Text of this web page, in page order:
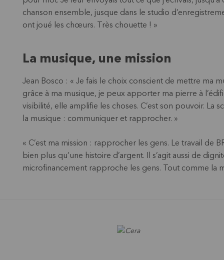
chanson ensemble, jusque dans le studio
ont joué les chœurs. Très chouette ! »
La musique, une mission
Jean Bosco : « Je fais le choix conscient de mettre ma
grâce à ma musique, je peux apporter ma pierre à
visibilité, elle amplifie les choses. C’est son pouvoir. La
la musique : communiquer et rapprocher. »
« C’est ma mission : rapprocher les gens. Le travail de
bien plus qu’une histoire d’argent. Il s’agit aussi de
microfinancement rapproche les gens. Tout comme la